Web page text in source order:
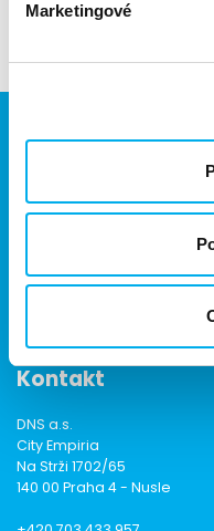
Marketingové
Jsme součástí eD
obchodu, softwarových
a technologií s 30 lety
Kontakt
DNS a.s.
City Empiria
Na Strži 1702/65
140 00 Praha 4 - Nusle